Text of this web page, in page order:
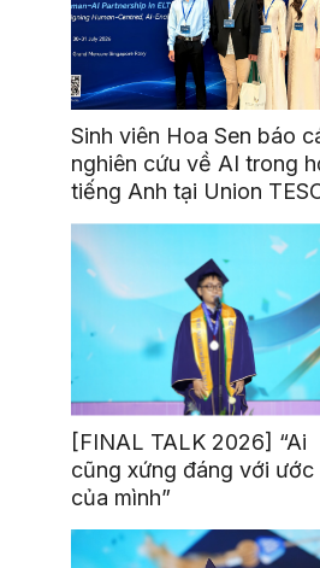
Sinh viên Hoa Sen báo
nghiên cứu về AI trong
tiếng Anh tại Union
2026 ở Singapore
[FINAL TALK 2026] “Ai
cũng xứng đáng với ước
của mình”